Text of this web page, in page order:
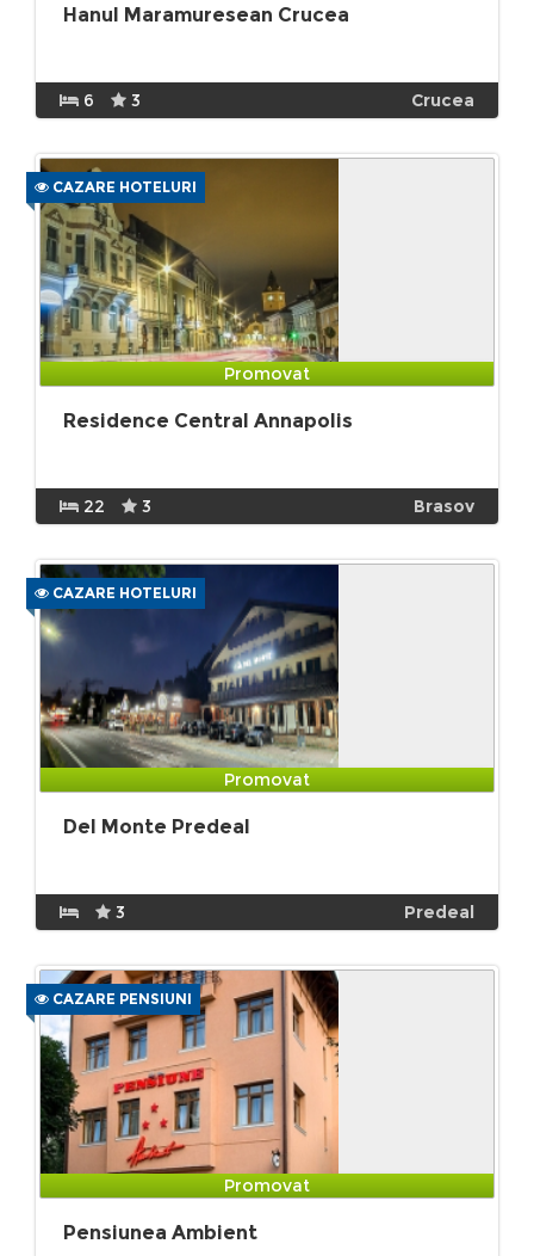
Hanul Maramuresean Crucea
6 3 Crucea
CAZARE HOTELURI
Promovat
Residence Central Annapolis
22 3 Brasov
CAZARE HOTELURI
Promovat
Del Monte Predeal
3 Predeal
CAZARE PENSIUNI
Promovat
Pensiunea Ambient